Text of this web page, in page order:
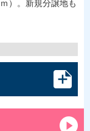
）。新規分譲地も